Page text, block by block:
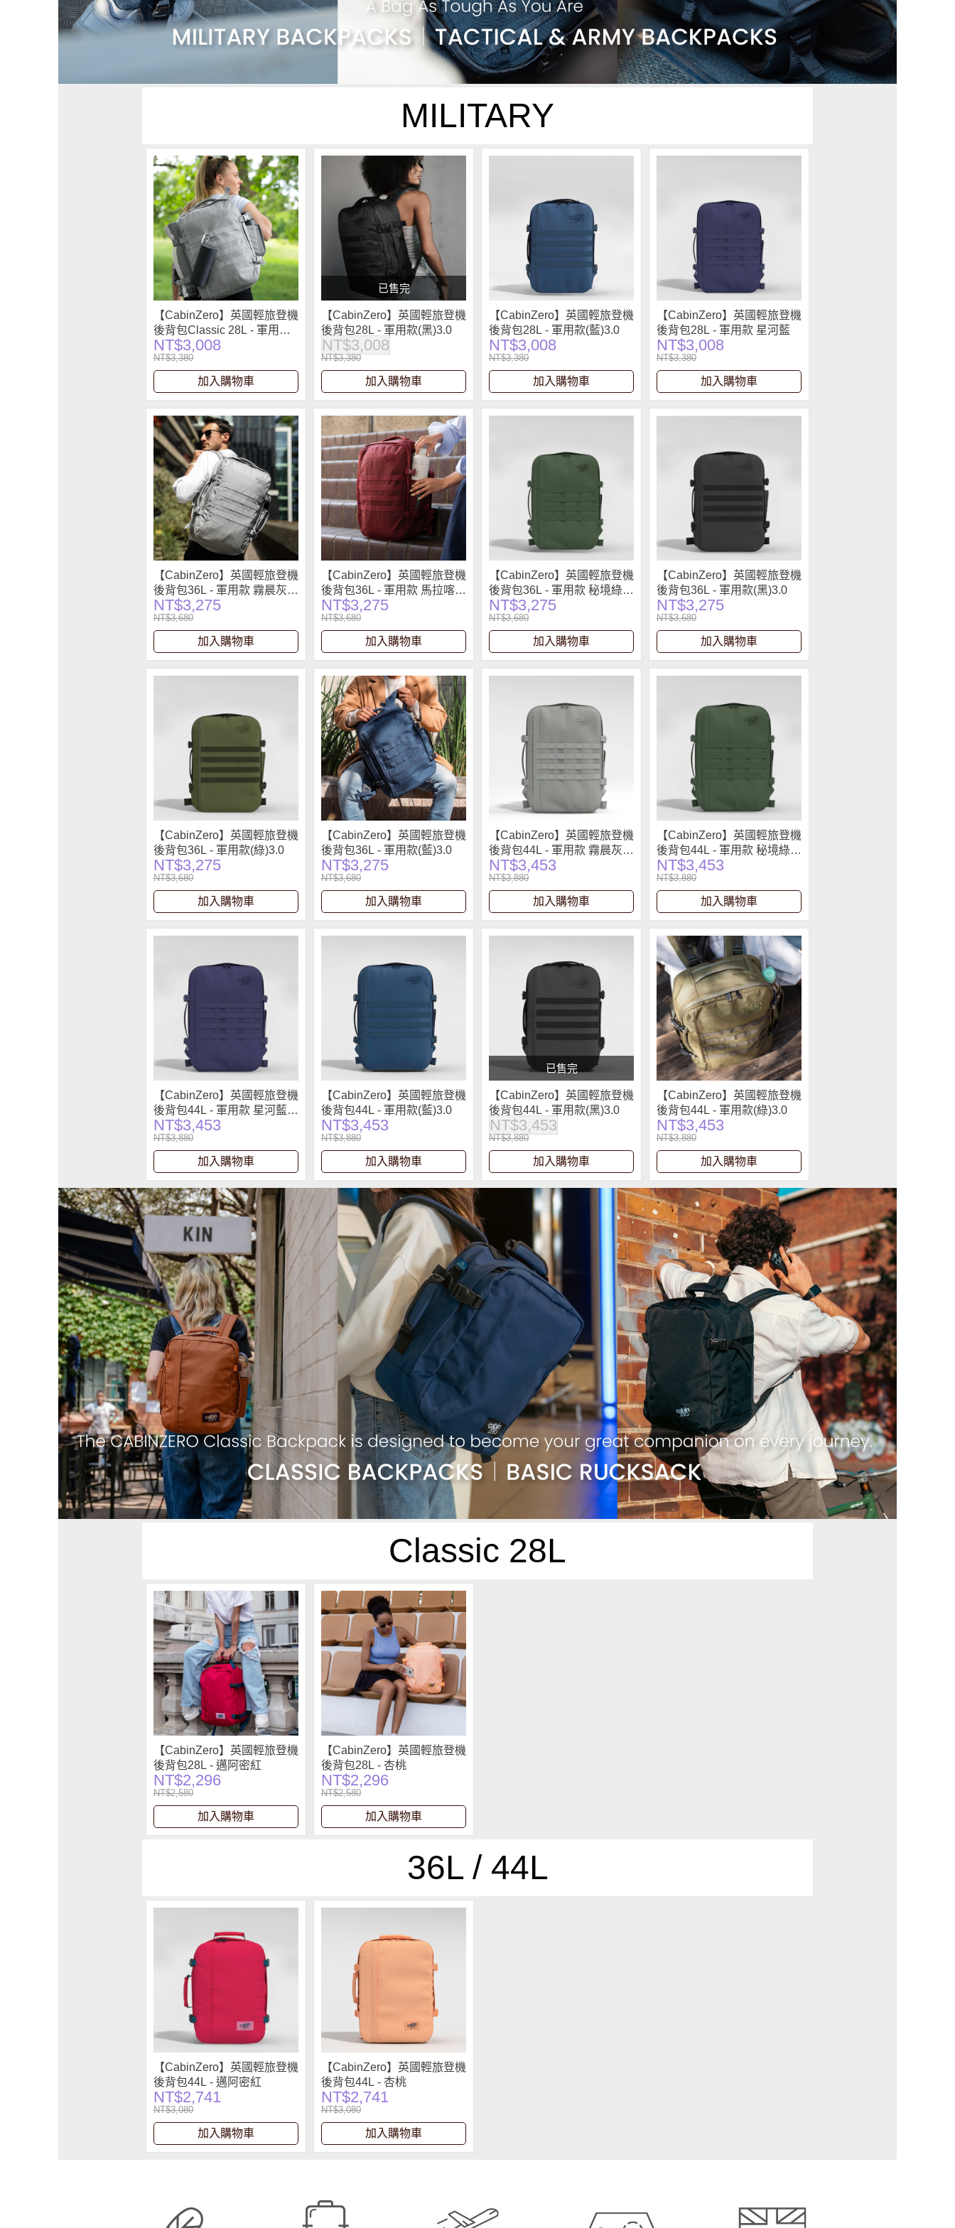
MILITARY
【CabinZero】英國輕旅登機
後背包Classic 28L - 軍用款
霧晨灰2.0
NT$3,008
NT$3,380
加入購物車
已售完
【CabinZero】英國輕旅登機
後背包28L - 軍用款(黑)3.0
NT$3,008
NT$3,380
加入購物車
【CabinZero】英國輕旅登機
後背包28L - 軍用款(藍)3.0
NT$3,008
NT$3,380
加入購物車
【CabinZero】英國輕旅登機
後背包28L - 軍用款 星河藍
NT$3,008
NT$3,380
加入購物車
【CabinZero】英國輕旅登機
後背包36L - 軍用款 霧晨灰
2.0
NT$3,275
NT$3,680
加入購物車
【CabinZero】英國輕旅登機
後背包36L - 軍用款 馬拉喀什
紅
NT$3,275
NT$3,680
加入購物車
【CabinZero】英國輕旅登機
後背包36L - 軍用款 秘境綠
2.0
NT$3,275
NT$3,680
加入購物車
【CabinZero】英國輕旅登機
後背包36L - 軍用款(黑)3.0
NT$3,275
NT$3,680
加入購物車
【CabinZero】英國輕旅登機
後背包36L - 軍用款(綠)3.0
NT$3,275
NT$3,680
加入購物車
【CabinZero】英國輕旅登機
後背包36L - 軍用款(藍)3.0
NT$3,275
NT$3,680
加入購物車
【CabinZero】英國輕旅登機
後背包44L - 軍用款 霧晨灰
2.0
NT$3,453
NT$3,880
加入購物車
【CabinZero】英國輕旅登機
後背包44L - 軍用款 秘境綠
2.0
NT$3,453
NT$3,880
加入購物車
【CabinZero】英國輕旅登機
後背包44L - 軍用款 星河藍
2.0
NT$3,453
NT$3,880
加入購物車
【CabinZero】英國輕旅登機
後背包44L - 軍用款(藍)3.0
NT$3,453
NT$3,880
加入購物車
已售完
【CabinZero】英國輕旅登機
後背包44L - 軍用款(黑)3.0
NT$3,453
NT$3,880
加入購物車
【CabinZero】英國輕旅登機
後背包44L - 軍用款(綠)3.0
NT$3,453
NT$3,880
加入購物車
Classic 28L
【CabinZero】英國輕旅登機
後背包28L - 邁阿密紅
NT$2,296
NT$2,580
加入購物車
【CabinZero】英國輕旅登機
後背包28L - 杏桃
NT$2,296
NT$2,580
加入購物車
36L / 44L
【CabinZero】英國輕旅登機
後背包44L - 邁阿密紅
NT$2,741
NT$3,080
加入購物車
【CabinZero】英國輕旅登機
後背包44L - 杏桃
NT$2,741
NT$3,080
加入購物車